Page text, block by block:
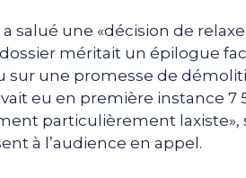
a salué une «décision de
méritait un épilogue
sur une promesse de
eu en première instance 7
particulièrement laxiste»,
à l’audience en appel.